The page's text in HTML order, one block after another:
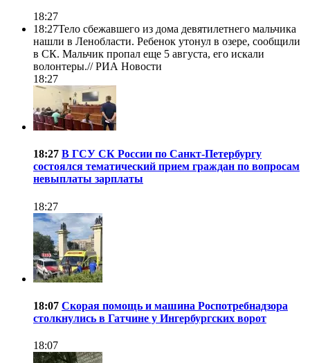
18:27
18:27Тело сбежавшего из дома девятилетнего мальчика
нашли в Ленобласти. Ребенок утонул в озере, сообщили
в СК. Мальчик пропал еще 5 августа, его искали
волонтеры.//РИА Новости
18:27
18:27 В ГСУ СК России по Санкт-Петербургу
состоялся тематический прием граждан по вопросам
невыплаты зарплаты
18:27
18:07 Скорая помощь и машина Роспотребнадзора
столкнулись в Гатчине у Ингербургских ворот
18:07